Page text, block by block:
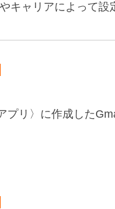
キャリアによって
プリ〉に作成した